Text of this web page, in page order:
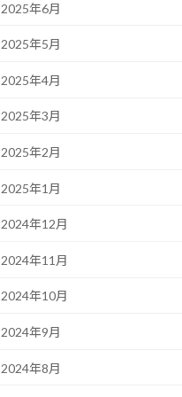
2025年6月
2025年5月
2025年4月
2025年3月
2025年2月
2025年1月
2024年12月
2024年11月
2024年10月
2024年9月
2024年8月